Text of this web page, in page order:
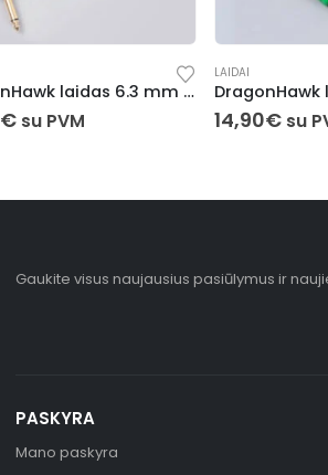
DragonHawk laidas 6.3 mm Audio / RCA (Juodas)
€ su PVM
LAIDAI
14,90€ su
Gaukite visus naujausius pasiūlymus ir
PASKYRA
Mano paskyra